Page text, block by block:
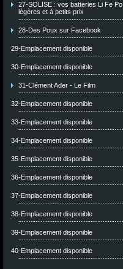
27-SOLISE : vos batteries Li Fe Po
légères et à petits prix
28-Des Poux sur Facebook
29-Emplacement disponible
30-Emplacement disponible
31-Clément Ader - Le Film
32-Emplacement disponible
33-Emplacement disponible
34-Emplacement disponible
35-Emplacement disponible
36-Emplacement disponible
37-Emplacement disponible
38-Emplacement disponible
39-Emplacement disponible
40-Emplacement disponible